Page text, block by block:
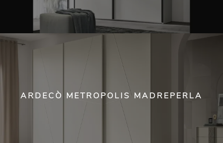
ARDECÒ METROPOLIS MADREPERLA